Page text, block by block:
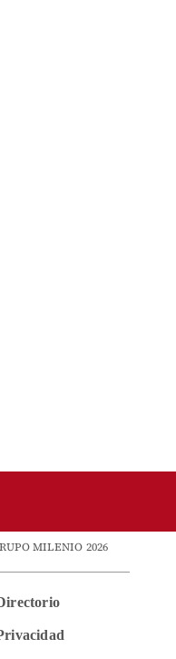
MILENIO 2026